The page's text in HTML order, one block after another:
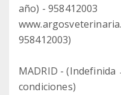
año) - 958412003
958412003)
MADRID -
condiciones)